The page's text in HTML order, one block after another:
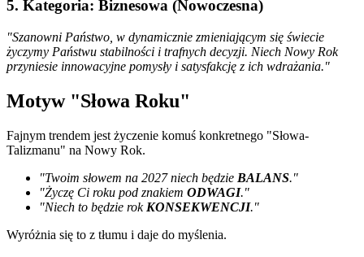
5. Kategoria: Biznesowa (Nowoczesna)
"Szanowni Państwo, w dynamicznie zmieniającym się świecie
życzymy Państwu stabilności i trafnych decyzji. Niech Nowy Rok
przyniesie innowacyjne pomysły i satysfakcję z ich wdrażania."
Motyw "Słowa Roku"
Fajnym trendem jest życzenie komuś konkretnego "Słowa-
Talizmanu" na Nowy Rok.
"Twoim słowem na 2027 niech będzie BALANS."
"Życzę Ci roku pod znakiem ODWAGI."
"Niech to będzie rok KONSEKWENCJI."
Wyróżnia się to z tłumu i daje do myślenia.